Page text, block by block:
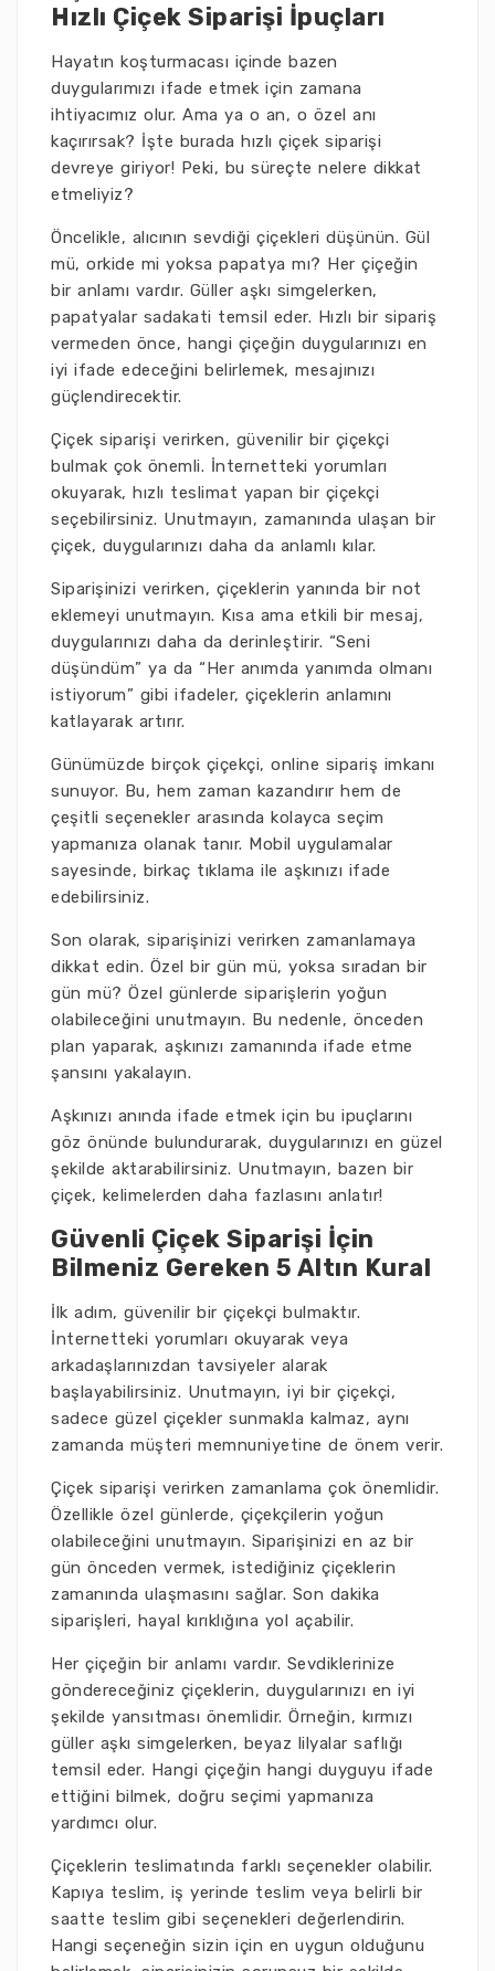
Hızlı Çiçek Siparişi İpuçları
Hayatın koşturmacası içinde bazen
duygularımızı ifade etmek için zamana
ihtiyacımız olur. Ama ya o an, o özel anı
kaçırırsak? İşte burada hızlı çiçek siparişi
devreye giriyor! Peki, bu süreçte nelere dikkat
etmeliyiz?
Öncelikle, alıcının sevdiği çiçekleri düşünün. Gül
mü, orkide mi yoksa papatya mı? Her çiçeğin
bir anlamı vardır. Güller aşkı simgelerken,
papatyalar sadakati temsil eder. Hızlı bir sipariş
vermeden önce, hangi çiçeğin duygularınızı en
iyi ifade edeceğini belirlemek, mesajınızı
güçlendirecektir.
Çiçek siparişi verirken, güvenilir bir çiçekçi
bulmak çok önemli. İnternetteki yorumları
okuyarak, hızlı teslimat yapan bir çiçekçi
seçebilirsiniz. Unutmayın, zamanında ulaşan bir
çiçek, duygularınızı daha da anlamlı kılar.
Siparişinizi verirken, çiçeklerin yanında bir not
eklemeyi unutmayın. Kısa ama etkili bir mesaj,
duygularınızı daha da derinleştirir. “Seni
düşündüm” ya da “Her anımda yanımda olmanı
istiyorum” gibi ifadeler, çiçeklerin anlamını
katlayarak artırır.
Günümüzde birçok çiçekçi, online sipariş imkanı
sunuyor. Bu, hem zaman kazandırır hem de
çeşitli seçenekler arasında kolayca seçim
yapmanıza olanak tanır. Mobil uygulamalar
sayesinde, birkaç tıklama ile aşkınızı ifade
edebilirsiniz.
Son olarak, siparişinizi verirken zamanlamaya
dikkat edin. Özel bir gün mü, yoksa sıradan bir
gün mü? Özel günlerde siparişlerin yoğun
olabileceğini unutmayın. Bu nedenle, önceden
plan yaparak, aşkınızı zamanında ifade etme
şansını yakalayın.
Aşkınızı anında ifade etmek için bu ipuçlarını
göz önünde bulundurarak, duygularınızı en güzel
şekilde aktarabilirsiniz. Unutmayın, bazen bir
çiçek, kelimelerden daha fazlasını anlatır!
Güvenli Çiçek Siparişi İçin
Bilmeniz Gereken 5 Altın Kural
İlk adım, güvenilir bir çiçekçi bulmaktır.
İnternetteki yorumları okuyarak veya
arkadaşlarınızdan tavsiyeler alarak
başlayabilirsiniz. Unutmayın, iyi bir çiçekçi,
sadece güzel çiçekler sunmakla kalmaz, aynı
zamanda müşteri memnuniyetine de önem verir.
Çiçek siparişi verirken zamanlama çok önemlidir.
Özellikle özel günlerde, çiçekçilerin yoğun
olabileceğini unutmayın. Siparişinizi en az bir
gün önceden vermek, istediğiniz çiçeklerin
zamanında ulaşmasını sağlar. Son dakika
siparişleri, hayal kırıklığına yol açabilir.
Her çiçeğin bir anlamı vardır. Sevdiklerinize
göndereceğiniz çiçeklerin, duygularınızı en iyi
şekilde yansıtması önemlidir. Örneğin, kırmızı
güller aşkı simgelerken, beyaz lilyalar saflığı
temsil eder. Hangi çiçeğin hangi duyguyu ifade
ettiğini bilmek, doğru seçimi yapmanıza
yardımcı olur.
Çiçeklerin teslimatında farklı seçenekler olabilir.
Kapıya teslim, iş yerinde teslim veya belirli bir
saatte teslim gibi seçenekleri değerlendirin.
Hangi seçeneğin sizin için en uygun olduğunu